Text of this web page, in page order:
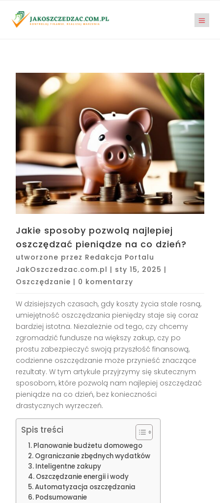
Jakie sposoby pozwolą najlepiej
oszczędzać pieniądze na co dzień?
utworzone przez Redakcja Portalu
JakOszczedzac.com.pl | sty 15, 2025 |
Oszczędzanie | 0 komentarzy
W dzisiejszych czasach, gdy koszty życia stale rosną,
umiejętność oszczędzania pieniędzy staje się coraz
bardziej istotna. Niezależnie od tego, czy chcemy
zgromadzić fundusze na większy zakup, czy po
prostu zabezpieczyć swoją przyszłość finansową,
codzienne oszczędzanie może przynieść znaczące
rezultaty. W tym artykule przyjrzymy się skutecznym
sposobom, które pozwolą nam najlepiej oszczędzać
pieniądze na co dzień, bez konieczności
drastycznych wyrzeczeń.
Spis treści
Planowanie budżetu domowego
Ograniczanie zbędnych wydatków
Inteligentne zakupy
Oszczędzanie energii i wody
Automatyzacja oszczędzania
Podsumowanie